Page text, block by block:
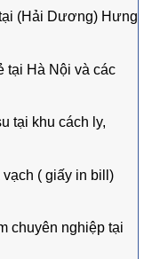
(Hải Dương) Hưng
tại Hà Nội và các
tại khu cách ly,
( giấy in bill)
chuyên nghiệp tại